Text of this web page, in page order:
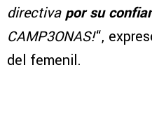
directivapor su
CAMP3ONAS!“,
del femenil.